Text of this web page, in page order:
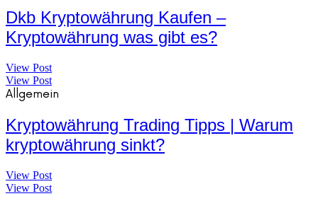
Dkb Kryptowährung Kaufen –
Kryptowährung was gibt es?
View Post
View Post
Allgemein
Kryptowährung Trading Tipps | Warum
kryptowährung sinkt?
View Post
View Post